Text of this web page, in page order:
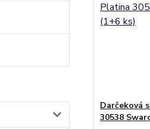
Darčeková
30538